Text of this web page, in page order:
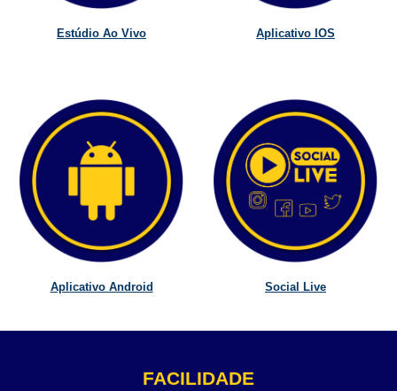
Estúdio Ao Vivo Aplicativo IOS
Aplicativo Android Social Live
FACILIDADE